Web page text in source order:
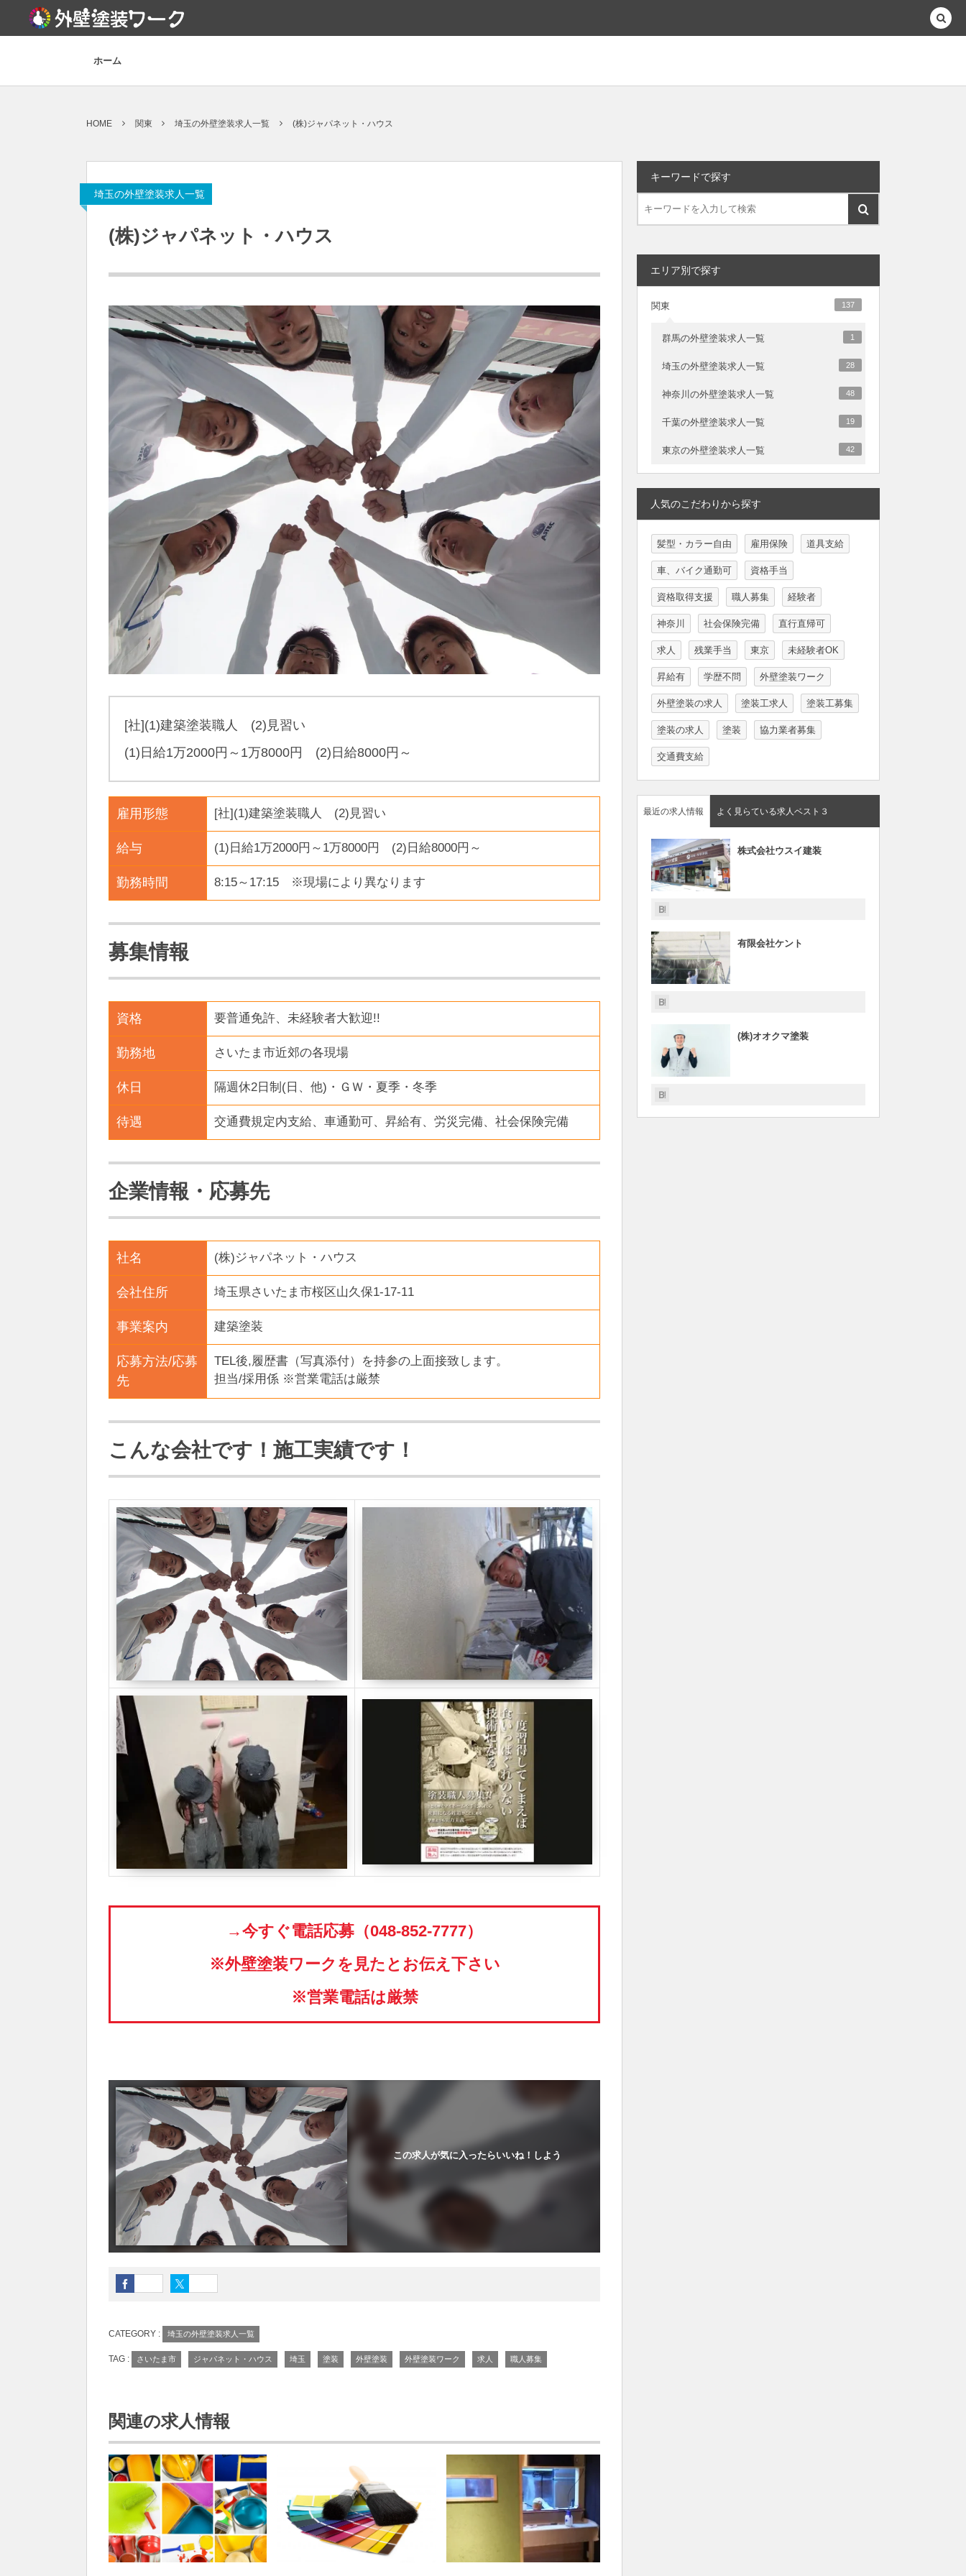
ホーム
HOME 関東 埼玉の外壁塗装求人一覧 (株)ジャパネット・ハウス
埼玉の外壁塗装求人一覧
(株)ジャパネット・ハウス
[社](1)建築塗装職人 (2)見習い
(1)日給1万2000円～1万8000円 (2)日給8000円～
雇用形態 [社](1)建築塗装職人 (2)見習い
給与 (1)日給1万2000円～1万8000円 (2)日給8000円～
勤務時間 8:15～17:15 ※現場により異なります
募集情報
資格 要普通免許、未経験者大歓迎!!
勤務地 さいたま市近郊の各現場
休日 隔週休2日制(日、他)・ＧＷ・夏季・冬季
待遇 交通費規定内支給、車通勤可、昇給有、労災完備、社会保険完備
企業情報・応募先
社名 (株)ジャパネット・ハウス
会社住所 埼玉県さいたま市桜区山久保1-17-11
事業案内 建築塗装
応募方法/応募
先
TEL後,履歴書（写真添付）を持参の上面接致します。
担当/採用係 ※営業電話は厳禁
こんな会社です！施工実績です！
→今すぐ電話応募（048-852-7777）
※外壁塗装ワークを見たとお伝え下さい
※営業電話は厳禁
この求人が気に入ったらいいね！しよう
CATEGORY : 埼玉の外壁塗装求人一覧
TAG : さいたま市 ジャパネット・ハウス 埼玉 塗装 外壁塗装 外壁塗装ワーク 求人 職人募集
関連の求人情報
キーワードで探す
エリア別で探す
関東 137
群馬の外壁塗装求人一覧 1
埼玉の外壁塗装求人一覧 28
神奈川の外壁塗装求人一覧 48
千葉の外壁塗装求人一覧 19
東京の外壁塗装求人一覧 42
人気のこだわりから探す
髪型・カラー自由 雇用保険 道具支給
車、バイク通勤可 資格手当
資格取得支援 職人募集 経験者
神奈川 社会保険完備 直行直帰可
求人 残業手当 東京 未経験者OK
昇給有 学歴不問 外壁塗装ワーク
外壁塗装の求人 塗装工求人 塗装工募集
塗装の求人 塗装 協力業者募集
交通費支給
最近の求人情報 よく見らている求人ベスト３
株式会社ウスイ建装
有限会社ケント
(株)オオクマ塗装